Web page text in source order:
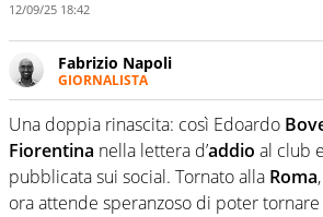
12/09/25 18:42
Fabrizio Napoli
GIORNALISTA
Giornalista professionista, per
il calcio ma è con la pallanuoto che
passioni. Cura la comunicazione di
grande festival di waterpolo per
Una doppia rinascita: così Edoardo
Fiorentina nella lettera d’addio al club
pubblicata sui social. Tornato alla Roma
ora attende speranzoso di poter tornare